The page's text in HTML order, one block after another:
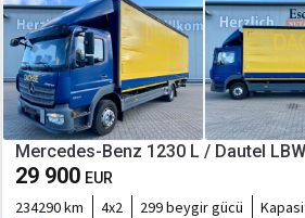
Mercedes-Benz 1230 L / Dautel LBW
29 900 EUR
234290 km 4x2 299 beygir gücü